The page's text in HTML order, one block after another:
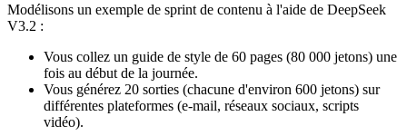
Modélisons un exemple de sprint de contenu à l'aide de DeepSeek
V3.2 :
Vous collez un guide de style de 60 pages (80 000 jetons) une
fois au début de la journée.
Vous générez 20 sorties (chacune d'environ 600 jetons) sur
différentes plateformes (e-mail, réseaux sociaux, scripts
vidéo).